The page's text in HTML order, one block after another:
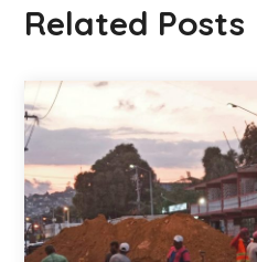
Related Posts